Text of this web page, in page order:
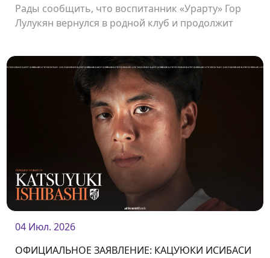
Рады сообщить, что воспитанник «Урарту» Гор
Лулукян вернулся в родной клуб и продолжит
04 Июл. 2026
ОФИЦИАЛЬНОЕ ЗАЯВЛЕНИЕ: КАЦУЮКИ ИСИБАСИ